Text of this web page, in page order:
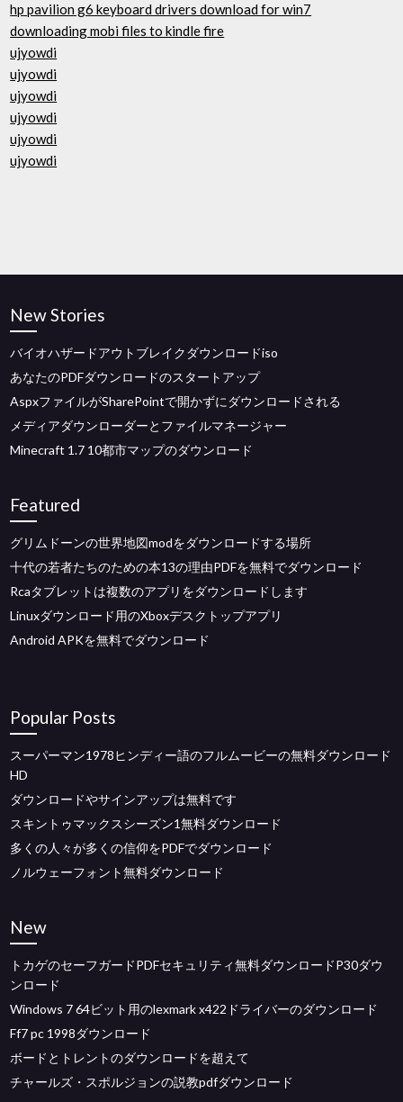
hp pavilion g6 keyboard drivers download for win7
downloading mobi files to kindle fire
ujyowdi
ujyowdi
ujyowdi
ujyowdi
ujyowdi
ujyowdi
New Stories
バイオハザードアウトブレイクダウンロードiso
あなたのPDFダウンロードのスタートアップ
AspxファイルがSharePointで開かずにダウンロードされる
メディアダウンローダーとファイルマネージャー
Minecraft 1.7 10都市マップのダウンロード
Featured
グリムドーンの世界地図modをダウンロードする場所
十代の若者たちのための本13の理由PDFを無料でダウンロード
Rcaタブレットは複数のアプリをダウンロードします
Linuxダウンロード用のXboxデスクトップアプリ
Android APKを無料でダウンロード
Popular Posts
スーパーマン1978ヒンディー語のフルムービーの無料ダウンロード
HD
ダウンロードやサインアップは無料です
スキントゥマックスシーズン1無料ダウンロード
多くの人々が多くの信仰をPDFでダウンロード
ノルウェーフォント無料ダウンロード
New
トカゲのセーフガードPDFセキュリティ無料ダウンロードP30ダウ
ンロード
Windows 7 64ビット用のlexmark x422ドライバーのダウンロード
Ff7 pc 1998ダウンロード
ボードとトレントのダウンロードを超えて
チャールズ・スポルジョンの説教pdfダウンロード